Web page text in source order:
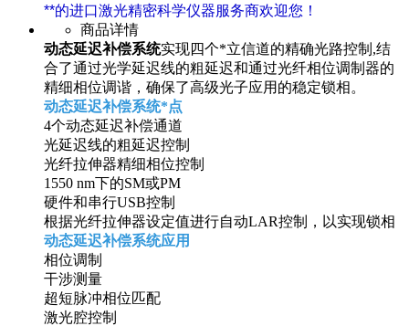
**的进口激光精密科学仪器服务商欢迎您！
商品详情
动态延迟补偿系统实现四个*立信道的精确光路控制,结
合了通过光学延迟线的粗延迟和通过光纤相位调制器的
精细相位调谐，确保了高级光子应用的稳定锁相。
动态延迟补偿系统*点
4个动态延迟补偿通道
光延迟线的粗延迟控制
光纤拉伸器精细相位控制
1550 nm下的SM或PM
硬件和串行USB控制
根据光纤拉伸器设定值进行自动LAR控制，以实现锁相
动态延迟补偿系统应用
相位调制
干涉测量
超短脉冲相位匹配
激光腔控制